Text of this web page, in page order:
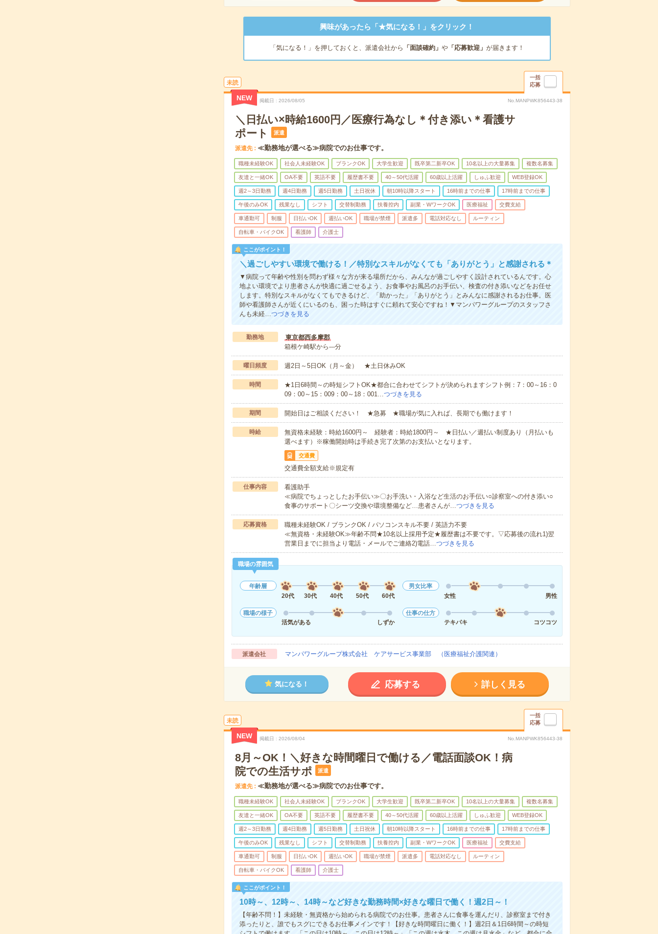
興味があったら「★気になる！」をクリック！
「気になる！」を押しておくと、派遣会社から 「面談確約」 や「応募歓迎」 が届きます！
未読
一括
応募
NEW 掲載日 2026/08/05 No.MANPWK856443-38
＼日払い×時給1600円／医療行為なし＊付き添い＊看護サ
ポート
派遣
派遣先 ≪勤務地が選べる≫病院でのお仕事です。
職種未経験OK 社会人未経験OK ブランクOK 大学生歓迎 既卒第二新卒OK 10名以上の大量募集 複数名募集
友達と一緒OK OA不要 英語不要 履歴書不要 40～50代活躍 60歳以上活躍 しゅふ歓迎 WEB登録OK
週2～3日勤務 週4日勤務 週5日勤務 土日祝休 朝10時以降スタート 16時前までの仕事 17時前までの仕事
午後のみOK 残業なし シフト 交替制勤務 扶養控内 副業・WワークOK 医療福祉 交費支給
車通勤可 制服 日払いOK 週払いOK 職場が禁煙 派遣多 電話対応なし ルーティン
自転車・バイクOK 看護師 介護士
ここがポイント！
＼過ごしやすい環境で働ける！／特別なスキルがなくても「ありがとう」と感謝される＊
▼病院って年齢や性別を問わず様々な方が来る場所だから、みんなが過ごしやすく設計されているんです。心
地よい環境でより患者さんが快適に過ごせるよう、お食事やお風呂のお手伝い、検査の付き添いなどをお任せ
します。特別なスキルがなくてもできるけど、「助かった」「ありがとう」とみんなに感謝されるお仕事。医
師や看護師さんが近くにいるのも、困った時はすぐに頼れて安心ですね！▼マンパワーグループのスタッフさ
んも未経…つづきを見る
勤務地
東京都西多摩郡
箱根ケ崎駅から---分
曜日頻度 週2日～5日OK（月～金） ★土日休みOK
時間
★1日6時間～の時短シフトOK★都合に合わせてシフトが決められますシフト例：7：00～16：0
09：00～15：009：00～18：001…つづきを見る
期間 開始日はご相談ください！ ★急募 ★職場が気に入れば、長期でも働けます！
時給
無資格未経験：時給1600円～ 経験者：時給1800円～ ★日払い／週払い制度あり（月払いも
選べます）※稼働開始時は手続き完了次第のお支払いとなります。
交通費
交通費全額支給※規定有
仕事内容
看護助手
≪病院でちょっとしたお手伝い≫〇お手洗い・入浴など生活のお手伝い○診察室への付き添い○
食事のサポート〇シーツ交換や環境整備など…患者さんが…つづきを見る
応募資格
職種未経験OK / ブランクOK / パソコンスキル不要 / 英語力不要
≪無資格・未経験OK≫年齢不問★10名以上採用予定★履歴書は不要です。▽応募後の流れ1)翌
営業日までに担当より電話・メールでご連絡2)電話…つづきを見る
職場の雰囲気
年齢層
20代
30代 40代 50代 60代
男女比率
女性
男性
職場の様子
活気がある
しずか
仕事の仕方
テキパキ
コツコツ
派遣会社 マンパワーグループ株式会社 ケアサービス事業部 （医療福祉介護関連）
気になる！ 応募する 詳しく見る
未読
一括
応募
NEW 掲載日 2026/08/04 No.MANPWK856443-38
8月～OK！＼好きな時間曜日で働ける／電話面談OK！病
院での生活サポ
派遣
派遣先 ≪勤務地が選べる≫病院でのお仕事です。
職種未経験OK 社会人未経験OK ブランクOK 大学生歓迎 既卒第二新卒OK 10名以上の大量募集 複数名募集
友達と一緒OK OA不要 英語不要 履歴書不要 40～50代活躍 60歳以上活躍 しゅふ歓迎 WEB登録OK
週2～3日勤務 週4日勤務 週5日勤務 土日祝休 朝10時以降スタート 16時前までの仕事 17時前までの仕事
午後のみOK 残業なし シフト 交替制勤務 扶養控内 副業・WワークOK 医療福祉 交費支給
車通勤可 制服 日払いOK 週払いOK 職場が禁煙 派遣多 電話対応なし ルーティン
自転車・バイクOK 看護師 介護士
ここがポイント！
10時～、12時～、14時～など好きな勤務時間×好きな曜日で働く！週2日～！
【年齢不問！】未経験・無資格から始められる病院でのお仕事。患者さんに食事を運んだり、診察室まで付き
添ったりと、誰でもスグにできるお仕事メインです！【好きな時間曜日に働く！】週2日＆1日6時間～の時短